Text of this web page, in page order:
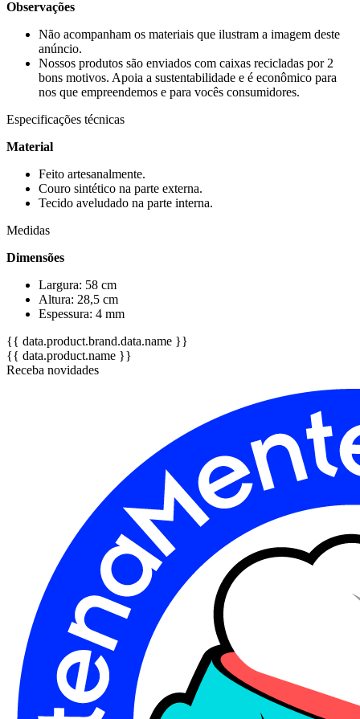
Observações
Não acompanham os materiais que ilustram a imagem deste
anúncio.
Nossos produtos são enviados com caixas recicladas por 2
bons motivos. Apoia a sustentabilidade e é econômico para
nos que empreendemos e para vocês consumidores.
Especificações técnicas
Material
Feito artesanalmente.
Couro sintético na parte externa.
Tecido aveludado na parte interna.
Medidas
Dimensões
Largura: 58 cm
Altura: 28,5 cm
Espessura: 4 mm
{{ data.product.brand.data.name }}
{{ data.product.name }}
Receba novidades